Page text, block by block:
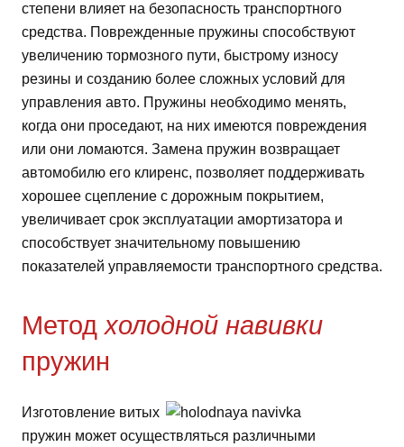
степени влияет на безопасность транспортного
средства. Поврежденные пружины способствуют
увеличению тормозного пути, быстрому износу
резины и созданию более сложных условий для
управления авто. Пружины необходимо менять,
когда они проседают, на них имеются повреждения
или они ломаются. Замена пружин возвращает
автомобилю его клиренс, позволяет поддерживать
хорошее сцепление с дорожным покрытием,
увеличивает срок эксплуатации амортизатора и
способствует значительному повышению
показателей управляемости транспортного средства.
Метод холодной навивки
пружин
Изготовление витых
пружин может осуществляться различными